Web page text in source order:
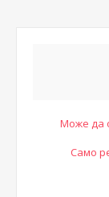
Може да
Само